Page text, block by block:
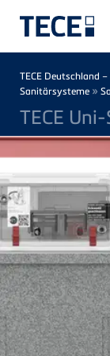
TECE Deutschland
Sanitärsysteme »
TECE